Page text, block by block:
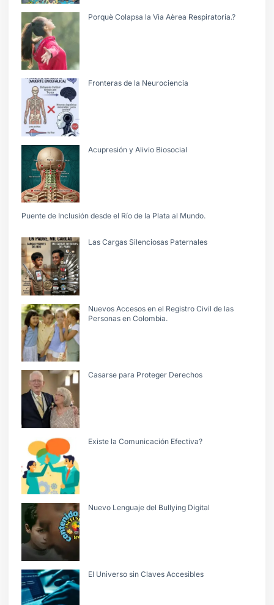
Porquè Colapsa la Vìa Aèrea Respiratoria.?
Fronteras de la Neurociencia
Acupresión y Alivio Biosocial
Puente de Inclusión desde el Río de la Plata al Mundo.
Las Cargas Silenciosas Paternales
Nuevos Accesos en el Registro Civil de las
Personas en Colombia.
Casarse para Proteger Derechos
Existe la Comunicación Efectiva?
Nuevo Lenguaje del Bullying Digital
El Universo sin Claves Accesibles